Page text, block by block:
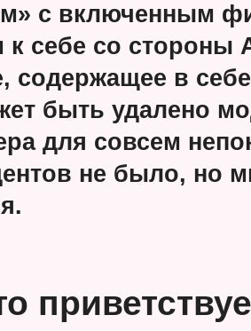
с включенным
к себе со стороны
содержащее в
быть удалено
для совсем
не было, но